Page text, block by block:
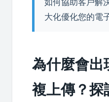
如何協助客戶解
大化優化您的電
為什麼會出
複上傳？探